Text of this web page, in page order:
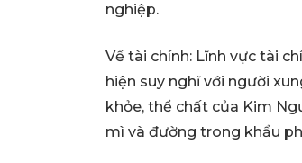
nghiệp.
Về tài chính: Lĩnh vực tài
hiện suy nghĩ với người
khỏe, thể chất của Kim
mì và đường trong khẩu